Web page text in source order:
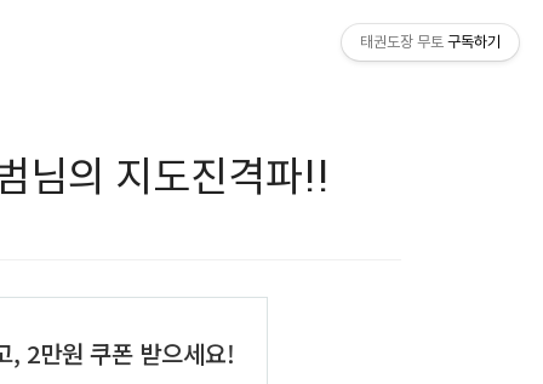
님의 지도진격파!!
태권도장 무토 구독하기